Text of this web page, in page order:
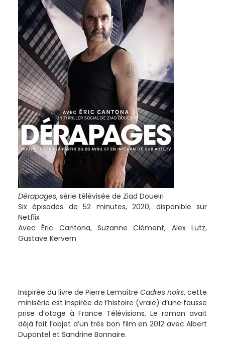
Dérapages, série télévisée de Ziad Doueiri
Six épisodes de 52 minutes, 2020, disponible sur
Netflix
Avec Éric Cantona, Suzanne Clément, Alex Lutz,
Gustave Kervern
Inspirée du livre de Pierre LemaitreCadres noirs, cette
minisérie est inspirée de l’histoire (vraie) d’une fausse
prise d’otage à France Télévisions. Le roman avait
déjà fait l’objet d’un très bon film en 2012 avec Albert
Dupontel et Sandrine Bonnaire.